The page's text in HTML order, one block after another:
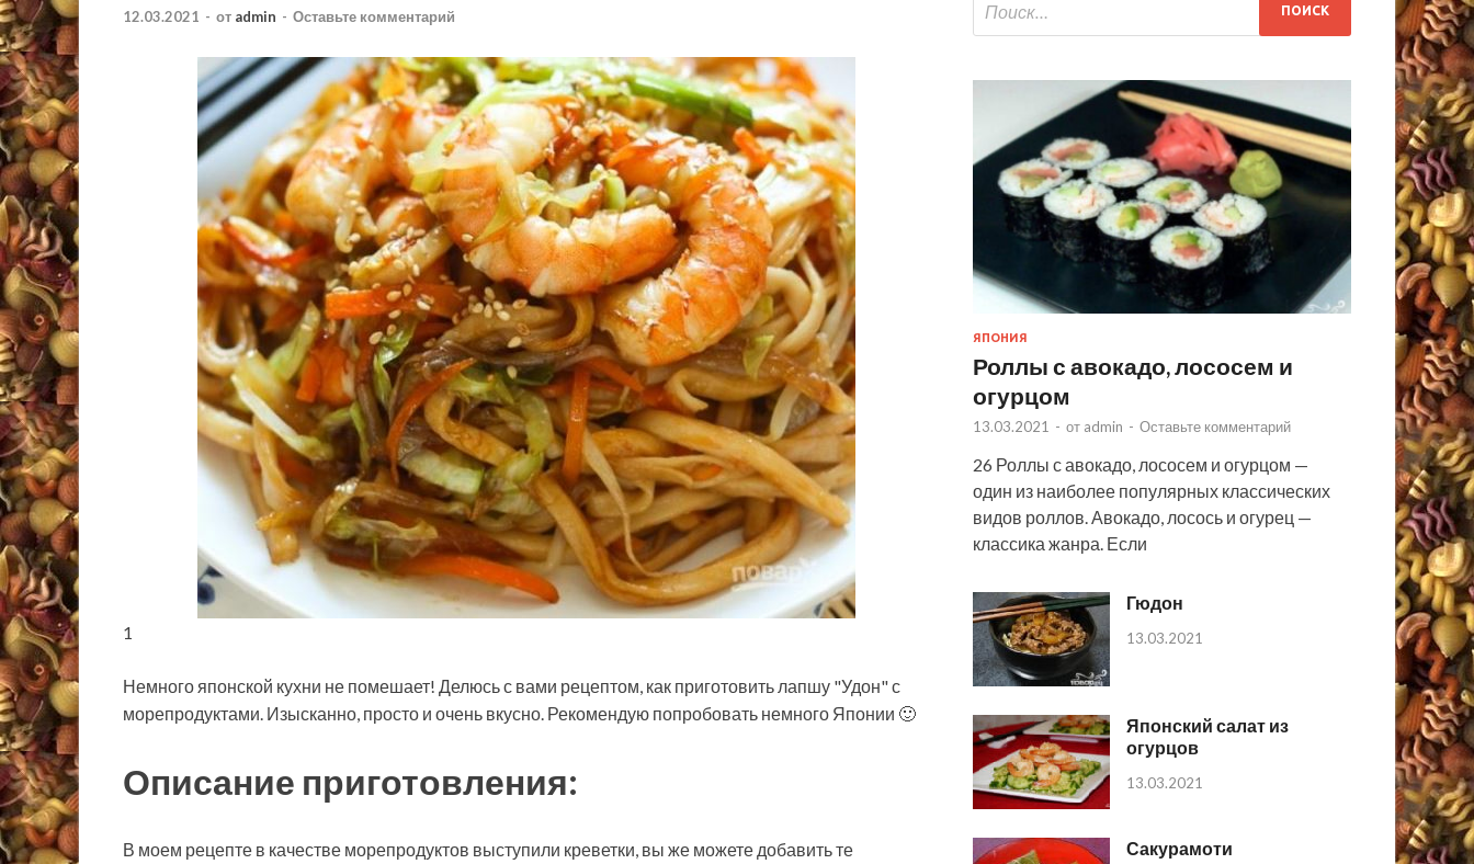
12.03.2021 - от admin - Оставьте комментарий
1
Немного японской кухни не помешает! Делюсь с вами рецептом, как приготовить лапшу "Удон" с
морепродуктами. Изысканно, просто и очень вкусно. Рекомендую попробовать немного Японии 🙂
Описание приготовления:
В моем рецепте в качестве морепродуктов выступили креветки, вы же можете добавить те
ЯПОНИЯ
Роллы с авокадо, лососем и
огурцом
13.03.2021 - от admin - Оставьте комментарий
26 Роллы с авокадо, лососем и огурцом —
один из наиболее популярных классических
видов роллов. Авокадо, лосось и огурец —
классика жанра. Если
Гюдон
13.03.2021
Японский салат из
огурцов
13.03.2021
Сакурамоти